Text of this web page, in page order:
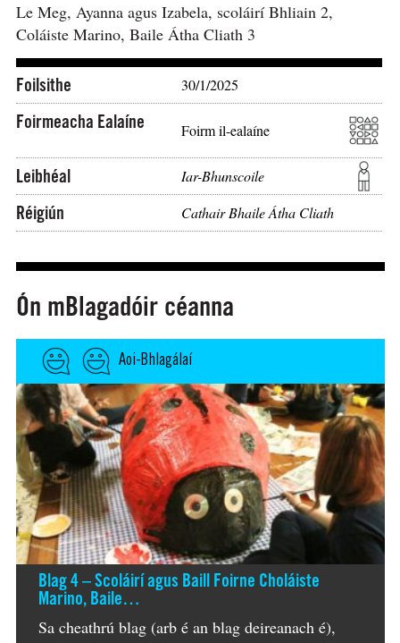
Le Meg, Ayanna agus Izabela, scoláirí Bhliain 2,
Coláiste Marino, Baile Átha Cliath 3
Foilsithe 30/1/2025
Foirmeacha Ealaíne Foirm il-ealaíne
Leibhéal Iar-Bhunscoile
Réigiún Cathair Bhaile Átha Cliath
Ón mBlagadóir céanna
Aoi-Bhlagálaí
Blag 4 – Scoláirí agus Baill Foirne Choláiste
Marino, Baile…
Sa cheathrú blag (arb é an blag deireanach é),